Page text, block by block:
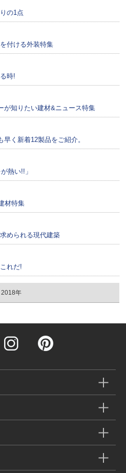
の1点
付ける外装特集
時!
が知りたい建材&ニュース特集
く新着12製品をご紹介。
熱い!!」
材特集
められる現代建築
れだ!
2018年